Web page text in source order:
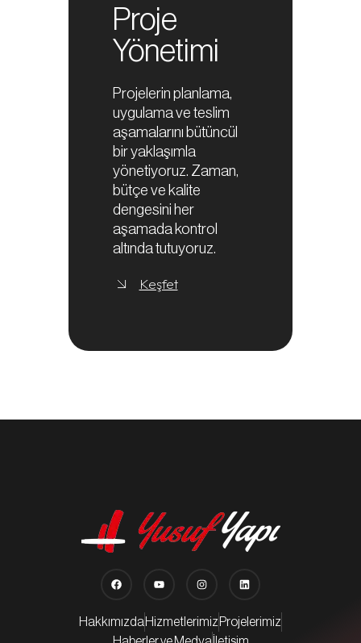
Proje
Yönetimi
Projelerin planlama,
uygulama ve teslim
aşamalarını bütüncül
bir yaklaşımla
yönetiyoruz. Zaman,
bütçe ve kalite
dengesini her
aşamada kontrol
altında tutuyoruz.
Keşfet
Hakkımızda Hizmetlerimiz Projelerimiz